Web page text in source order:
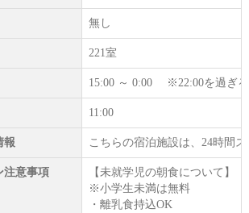
無し
221室
15:00 ～ 0:00 ※22:00を過ぎ
11:00
報 こちらの宿泊施設は、24時間
注意事項
【未就学児の朝食について】
※小学生未満は無料
・離乳食持込OK